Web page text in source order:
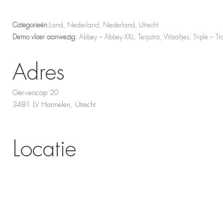
Categorieën: Land, Nederland, Nederland, Utrecht
Demo vloer aanwezig: Abbey – Abbey XXL, Terpstra, Waaltjes, Triple –
Adres
Gerverscop 20
3481 LV Harmelen, Utrecht
Locatie